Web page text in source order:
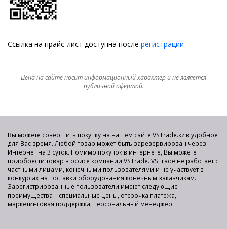
Ссылка на прайс-лист доступна после регистрации
Цена на сайте носит информационный характер и не является
публичной офертой.
Вы можете совершить покупку на нашем сайте VSTrade.kz в удобное
для Вас время. Любой товар может быть зарезервирован через
Интернет на 3 суток. Помимо покупок в интернете, Вы можете
приобрести товар в офисе компании VSTrade. VSTrade не работает с
частными лицами, конечными пользователями и не участвует в
конкурсах на поставки оборудования конечным заказчикам.
Зарегистрированные пользователи имеют следующие
преимущества – специальные цены, отсрочка платежа,
маркетинговая поддержка, персональный менеджер.